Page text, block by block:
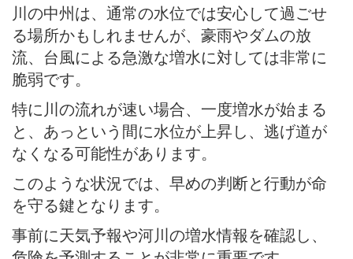
川の中州は、通常の水位では安心して過ごせ
る場所かもしれませんが、豪雨やダムの放
流、台風による急激な増水に対しては非常に
脆弱です。
特に川の流れが速い場合、一度増水が始まる
と、あっという間に水位が上昇し、逃げ道が
なくなる可能性があります。
このような状況では、早めの判断と行動が命
を守る鍵となります。
事前に天気予報や河川の増水情報を確認し、